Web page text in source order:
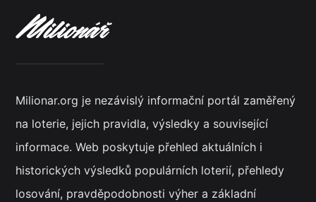
Milionar.org je nezávislý informační portál zaměřený
na loterie, jejich pravidla, výsledky a související
informace. Web poskytuje přehled aktuálních i
historických výsledků populárních loterií, přehledy
losování, pravděpodobnosti výher a základní